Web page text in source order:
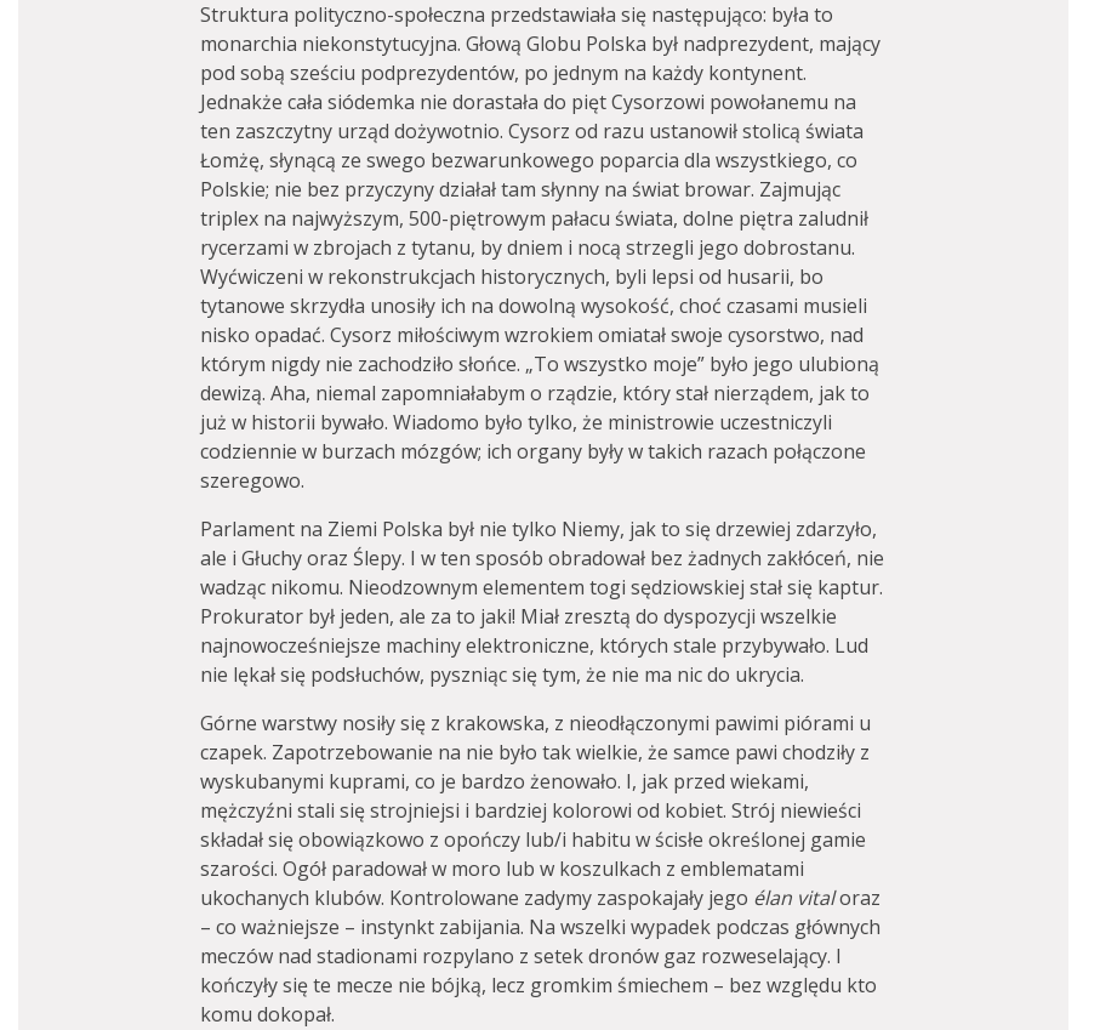
Struktura polityczno-społeczna przedstawiała się następująco: była to
monarchia niekonstytucyjna. Głową Globu Polska był nadprezydent, mający
pod sobą sześciu podprezydentów, po jednym na każdy kontynent.
Jednakże cała siódemka nie dorastała do pięt Cysorzowi powołanemu na
ten zaszczytny urząd dożywotnio. Cysorz od razu ustanowił stolicą świata
Łomżę, słynącą ze swego bezwarunkowego poparcia dla wszystkiego, co
Polskie; nie bez przyczyny działał tam słynny na świat browar. Zajmując
triplex na najwyższym, 500-piętrowym pałacu świata, dolne piętra zaludnił
rycerzami w zbrojach z tytanu, by dniem i nocą strzegli jego dobrostanu.
Wyćwiczeni w rekonstrukcjach historycznych, byli lepsi od husarii, bo
tytanowe skrzydła unosiły ich na dowolną wysokość, choć czasami musieli
nisko opadać. Cysorz miłościwym wzrokiem omiatał swoje cysorstwo, nad
którym nigdy nie zachodziło słońce. „To wszystko moje” było jego ulubioną
dewizą. Aha, niemal zapomniałabym o rządzie, który stał nierządem, jak to
już w historii bywało. Wiadomo było tylko, że ministrowie uczestniczyli
codziennie w burzach mózgów; ich organy były w takich razach połączone
szeregowo.
Parlament na Ziemi Polska był nie tylko Niemy, jak to się drzewiej zdarzyło,
ale i Głuchy oraz Ślepy. I w ten sposób obradował bez żadnych zakłóceń, nie
wadząc nikomu. Nieodzownym elementem togi sędziowskiej stał się kaptur.
Prokurator był jeden, ale za to jaki! Miał zresztą do dyspozycji wszelkie
najnowocześniejsze machiny elektroniczne, których stale przybywało. Lud
nie lękał się podsłuchów, pyszniąc się tym, że nie ma nic do ukrycia.
Górne warstwy nosiły się z krakowska, z nieodłączonymi pawimi piórami u
czapek. Zapotrzebowanie na nie było tak wielkie, że samce pawi chodziły z
wyskubanymi kuprami, co je bardzo żenowało. I, jak przed wiekami,
mężczyźni stali się strojniejsi i bardziej kolorowi od kobiet. Strój niewieści
składał się obowiązkowo z opończy lub/i habitu w ścisłe określonej gamie
szarości. Ogół paradował w moro lub w koszulkach z emblematami
ukochanych klubów. Kontrolowane zadymy zaspokajały jego élan vitaloraz
– co ważniejsze – instynkt zabijania. Na wszelki wypadek podczas głównych
meczów nad stadionami rozpylano z setek dronów gaz rozweselający. I
kończyły się te mecze nie bójką, lecz gromkim śmiechem – bez względu kto
komu dokopał.